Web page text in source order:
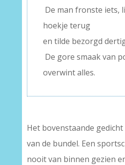
De man fronste iets,
hoekje terug
en tilde bezorgd
De gore smaak van
overwint alles.
Het bovenstaande
van de bundel. Een
nooit van binnen gezien